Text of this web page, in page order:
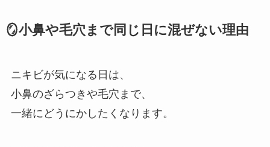
🪞小鼻や毛穴まで同じ日に混ぜない理由
ニキビが気になる日は、
小鼻のざらつきや毛穴まで、
一緒にどうにかしたくなります。